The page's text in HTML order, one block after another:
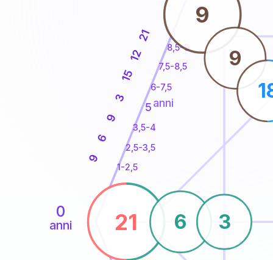
0
anni
1-2,5
2,5-3,5
3,5-4
6-7,5
7,5-8,5
8,5-9
9
6
9
3
15
12
21
21
9
6 3
9
5anni